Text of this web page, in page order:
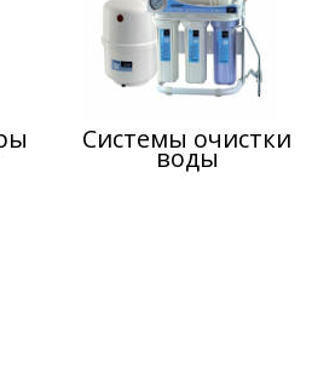
Системы очистки
воды